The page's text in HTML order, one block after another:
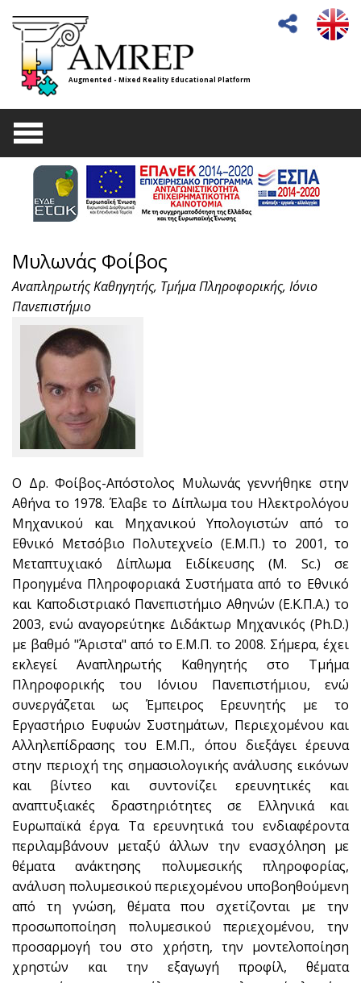
Augmented - Mixed Reality Educational Platform
Μυλωνάς Φοίβος
Αναπληρωτής Καθηγητής, Τμήμα Πληροφορικής, Ιόνιο
Πανεπιστήμιο
Ο Δρ. Φοίβος-Απόστολος Μυλωνάς γεννήθηκε στην
Αθήνα το 1978. Έλαβε το Δίπλωμα του Ηλεκτρολόγου
Μηχανικού και Μηχανικού Υπολογιστών από το
Εθνικό Μετσόβιο Πολυτεχνείο (Ε.Μ.Π.) το 2001, το
Μεταπτυχιακό Δίπλωμα Ειδίκευσης (M. Sc.) σε
Προηγμένα Πληροφοριακά Συστήματα από το Εθνικό
και Καποδιστριακό Πανεπιστήμιο Αθηνών (Ε.Κ.Π.Α.) το
2003, ενώ αναγορεύτηκε Διδάκτωρ Μηχανικός (Ph.D.)
με βαθμό "Άριστα" από το Ε.Μ.Π. το 2008. Σήμερα, έχει
εκλεγεί Αναπληρωτής Καθηγητής στο Τμήμα
Πληροφορικής του Ιόνιου Πανεπιστήμιου, ενώ
συνεργάζεται ως Έμπειρος Ερευνητής με το
Εργαστήριο Ευφυών Συστημάτων, Περιεχομένου και
Αλληλεπίδρασης του Ε.Μ.Π., όπου διεξάγει έρευνα
στην περιοχή της σημασιολογικής ανάλυσης εικόνων
και βίντεο και συντονίζει ερευνητικές και
αναπτυξιακές δραστηριότητες σε Ελληνικά και
Ευρωπαϊκά έργα. Τα ερευνητικά του ενδιαφέροντα
περιλαμβάνουν μεταξύ άλλων την ενασχόληση με
θέματα ανάκτησης πολυμεσικής πληροφορίας,
ανάλυση πολυμεσικού περιεχομένου υποβοηθούμενη
από τη γνώση, θέματα που σχετίζονται με την
προσωποποίηση πολυμεσικού περιεχομένου, την
προσαρμογή του στο χρήστη, την μοντελοποίηση
χρηστών και την εξαγωγή προφίλ, θέματα